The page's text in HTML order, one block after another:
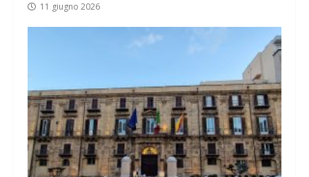
11 giugno 2026